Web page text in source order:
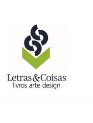
Avançar
conteúdo